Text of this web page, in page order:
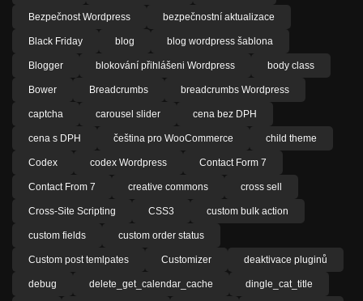
Bezpečnost Wordpress bezpečnostní aktualizace
Black Friday blog blog wordpress šablona
Blogger blokování přihlášeni Wordpress body class
Bower Breadcrumbs breadcrumbs Wordpress
captcha carousel slider cena bez DPH
cena s DPH čeština pro WooCommerce child theme
Codex codex Wordpress Contact Form 7
Contact From 7 creative commons cross sell
Cross-Site Scripting CSS3 custom bulk action
custom fields custom order status
Custom post temlpates Customizer deaktivace pluginů
debug delete_get_calendar_cache dingle_cat_title